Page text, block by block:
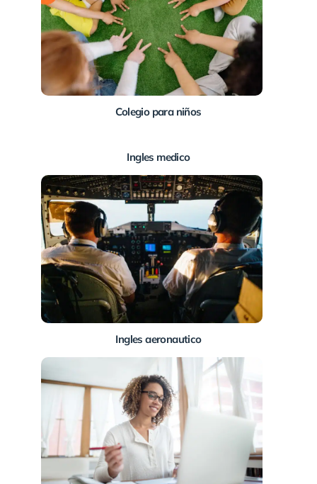
Colegio para niños
Ingles medico
Ingles aeronautico